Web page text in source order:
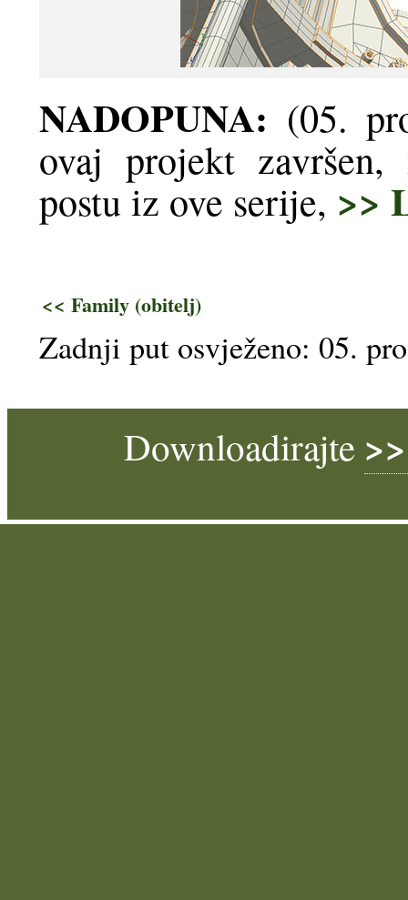
NADOPUNA: (05.
ovaj projekt
postu iz ove serije, >>
<< Family (obitelj)
Zadnji put osvježeno: 05.
Downloadirajte